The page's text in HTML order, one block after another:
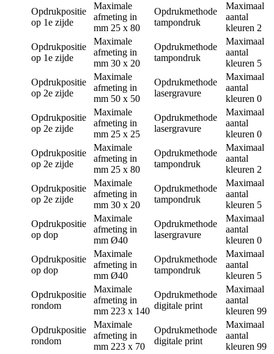
Opdrukpositie
op 1e zijde
Maximale
afmeting in
mm 25 x 80
Opdrukmethode
tampondruk
Maximaal
aantal
kleuren 2
Opdrukpositie
op 1e zijde
Maximale
afmeting in
mm 30 x 20
Opdrukmethode
tampondruk
Maximaal
aantal
kleuren 5
Opdrukpositie
op 2e zijde
Maximale
afmeting in
mm 50 x 50
Opdrukmethode
lasergravure
Maximaal
aantal
kleuren 0
Opdrukpositie
op 2e zijde
Maximale
afmeting in
mm 25 x 25
Opdrukmethode
lasergravure
Maximaal
aantal
kleuren 0
Opdrukpositie
op 2e zijde
Maximale
afmeting in
mm 25 x 80
Opdrukmethode
tampondruk
Maximaal
aantal
kleuren 2
Opdrukpositie
op 2e zijde
Maximale
afmeting in
mm 30 x 20
Opdrukmethode
tampondruk
Maximaal
aantal
kleuren 5
Opdrukpositie
op dop
Maximale
afmeting in
mm Ø40
Opdrukmethode
lasergravure
Maximaal
aantal
kleuren 0
Opdrukpositie
op dop
Maximale
afmeting in
mm Ø40
Opdrukmethode
tampondruk
Maximaal
aantal
kleuren 5
Opdrukpositie
rondom
Maximale
afmeting in
mm 223 x 140
Opdrukmethode
digitale print
Maximaal
aantal
kleuren 99
Opdrukpositie
rondom
Maximale
afmeting in
mm 223 x 70
Opdrukmethode
digitale print
Maximaal
aantal
kleuren 99